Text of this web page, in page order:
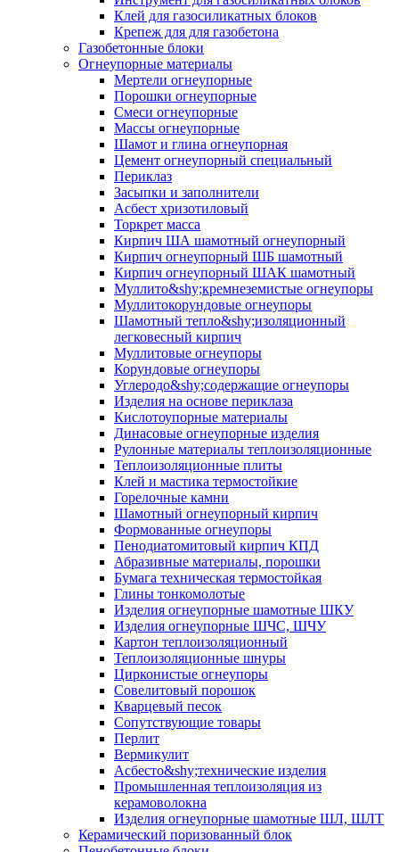
Клей для газосиликатных блоков
Крепеж для для газобетона
Газобетонные блоки
Огнеупорные материалы
Мертели огнеупорные
Порошки огнеупорные
Смеси огнеупорные
Массы огнеупорные
Шамот и глина огнеупорная
Цемент огнеупорный специальный
Периклаз
Засыпки и заполнители
Асбест хризотиловый
Торкрет масса
Кирпич ША шамотный огнеупорный
Кирпич огнеупорный ШБ шамотный
Кирпич огнеупорный ШАК шамотный
Муллито&shy;­кремнеземистые огнеупоры
Муллито­корундовые огнеупоры
Шамотный тепло&shy;изоляционный
легковесный кирпич
Муллитовые огнеупоры
Корундовые огнеупоры
Углеродо&shy;содержащие огнеупоры
Изделия на основе периклаза
Кислотоупорные материалы
Динасовые огнеупорные изделия
Рулонные материалы теплоизоляционные
Тепло­изоляционные плиты
Клей и мастика термостойкие
Горелочные камни
Шамотный огнеупорный кирпич
Формованные огнеупоры
Пенодиатомитовый кирпич КПД
Абразивные материалы, порошки
Бумага техническая термостойкая
Глины тонкомолотые
Изделия огнеупорные шамотные ШКУ
Изделия огнеупорные ШЧС, ШЧУ
Картон теплоизоляционный
Теплоизоляционные шнуры
Цирконистые огнеупоры
Совелитовый порошок
Кварцевый песок
Сопутствующие товары
Перлит
Вермикулит
Асбесто&shy;технические изделия
Промышленная теплоизоляция из
керамоволокна
Изделия огнеупорные шамотные ШЛ, ШЛТ
Керамический поризованный блок